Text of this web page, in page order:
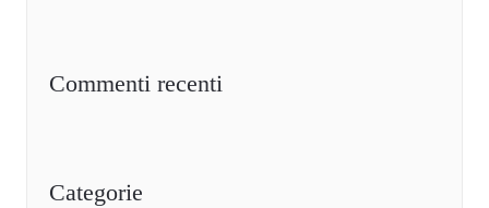
Commenti recenti
Categorie